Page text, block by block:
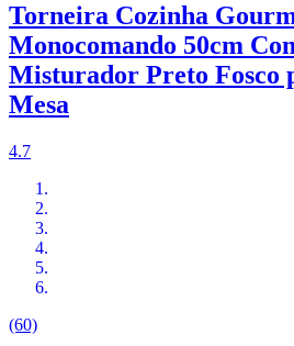
Torneira Cozinha
Monocomando 50cm
Misturador Preto Fosco
Mesa
4.7
(60)